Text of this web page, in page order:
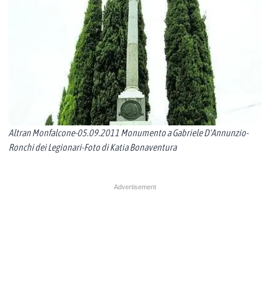
Altran Monfalcone-05.09.2011 Monumento a Gabriele D'Annunzio-
Ronchi dei Legionari-Foto di Katia Bonaventura